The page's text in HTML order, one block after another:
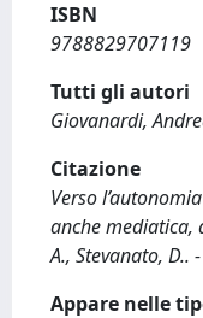
ISBN
9788829707119
Tutti gli autori
Giovanardi,
Citazione
Verso
anche
A., Stevanato, D..
Appare nelle